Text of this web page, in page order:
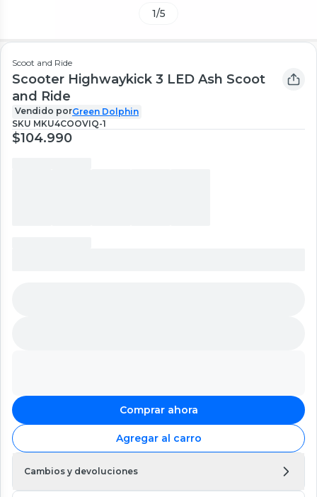
1/5
Scoot and Ride
Scooter Highwaykick 3 LED Ash Scoot
and Ride
Vendido porGreen Dolphin
SKU MKU4COOVIQ-1
$104.990
Comprar ahora
Agregar al carro
Cambios y devoluciones